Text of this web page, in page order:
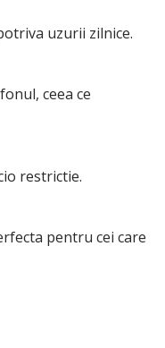
uzurii zilnice.
ceea ce
restrictie.
pentru cei care